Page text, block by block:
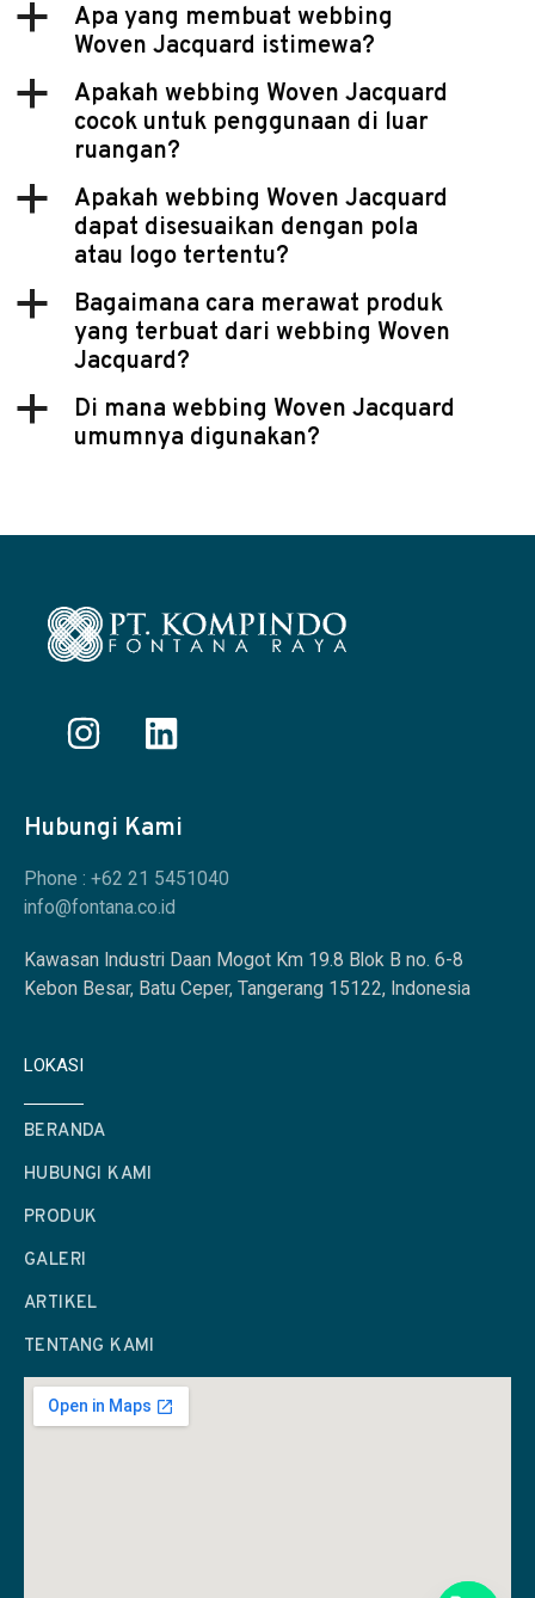
a
Apa yang membuat webbing
Woven Jacquard istimewa?
a
Apakah webbing Woven Jacquard
cocok untuk penggunaan di luar
ruangan?
a
Apakah webbing Woven Jacquard
dapat disesuaikan dengan pola
atau logo tertentu?
a
Bagaimana cara merawat produk
yang terbuat dari webbing Woven
Jacquard?
a
Di mana webbing Woven Jacquard
umumnya digunakan?
Hubungi Kami
Phone : +62 21 5451040
info@fontana.co.id
Kawasan Industri Daan Mogot Km 19.8 Blok B no. 6-8
Kebon Besar, Batu Ceper, Tangerang 15122, Indonesia
LOKASI
BERANDA
HUBUNGI KAMI
PRODUK
GALERI
ARTIKEL
TENTANG KAMI